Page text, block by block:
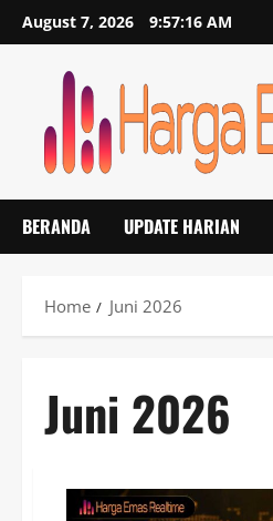
Skip
to
August 7, 2026 9:57:16 AM
BERANDA UPDATE HARIAN
Home Juni 2026
Juni 2026